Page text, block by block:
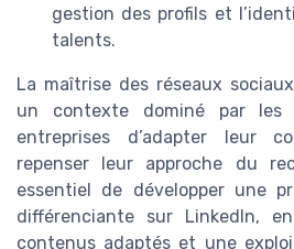
gestion des profils et
talents.
La maîtrise des réseaux
un contexte dominé par les
entreprises d’adapter leur
repenser leur approche du
essentiel de développer une
différenciante sur LinkedIn,
contenus adaptés et une